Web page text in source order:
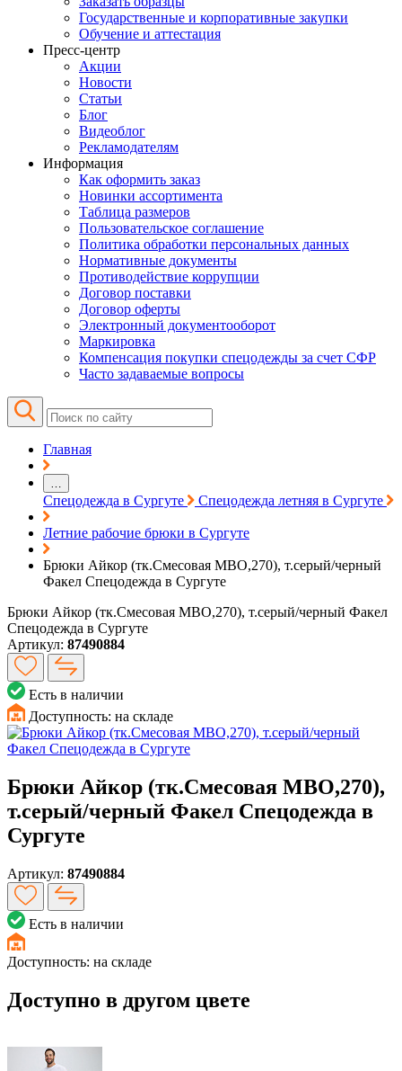
Государственные и корпоративные закупки
Обучение и аттестация
Пресс-центр
Акции
Новости
Статьи
Блог
Видеоблог
Рекламодателям
Информация
Как оформить заказ
Новинки ассортимента
Таблица размеров
Пользовательское соглашение
Политика обработки персональных данных
Нормативные документы
Противодействие коррупции
Договор поставки
Договор оферты
Электронный документооборот
Маркировка
Компенсация покупки спецодежды за счет СФР
Часто задаваемые вопросы
Главная
…
Спецодежда в Сургуте Спецодежда летняя в Сургуте
Летние рабочие брюки в Сургуте
Брюки Айкор (тк.Смесовая МВО,270), т.серый/черный
Факел Спецодежда в Сургуте
Брюки Айкор (тк.Смесовая МВО,270), т.серый/черный Факел
Спецодежда в Сургуте
Артикул: 87490884
Есть в наличии
Доступность: на складе
Брюки Айкор (тк.Смесовая МВО,270),
т.серый/черный Факел Спецодежда в
Сургуте
Артикул: 87490884
Есть в наличии
Доступность: на складе
Доступно в другом цвете